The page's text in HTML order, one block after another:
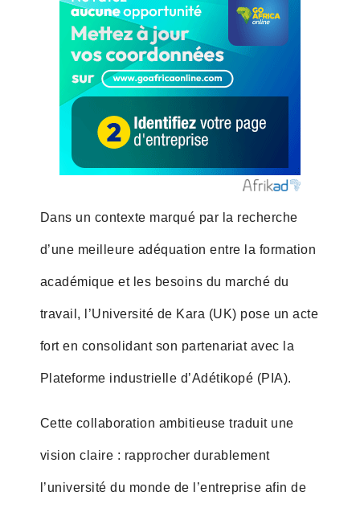
Dans un contexte marqué par la recherche
d’une meilleure adéquation entre la formation
académique et les besoins du marché du
travail, l’Université de Kara (UK) pose un acte
fort en consolidant son partenariat avec la
Plateforme industrielle d’Adétikopé (PIA).
Cette collaboration ambitieuse traduit une
vision claire : rapprocher durablement
l’université du monde de l’entreprise afin de